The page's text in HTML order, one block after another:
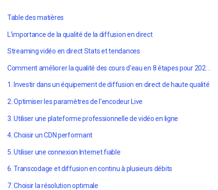
Table des matières
L'importance de la qualité de la diffusion en direct
Streaming vidéo en direct Stats et tendances
1. Investir dans un équipement de diffusion en direct de haute qualité
2. Optimiser les paramètres de l'encodeur Live
3. Utiliser une plateforme professionnelle de vidéo en ligne
4. Choisir un CDN performant
5. Utiliser une connexion Internet fiable
6. Transcodage et diffusion en continu à plusieurs débits
7. Choisir la résolution optimale